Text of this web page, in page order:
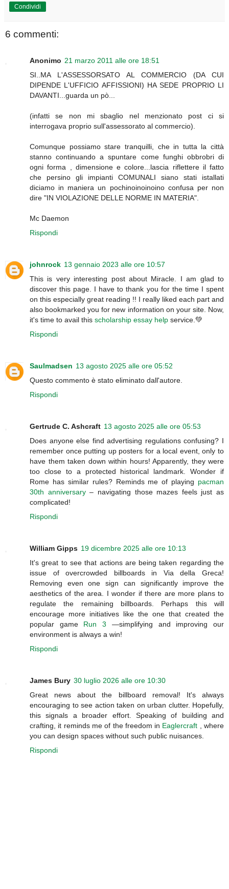
Condividi
6 commenti:
Anonimo 21 marzo 2011 alle ore 18:51
SI..MA L'ASSESSORSATO AL COMMERCIO (DA CUI
DIPENDE L'UFFICIO AFFISSIONI) HA SEDE PROPRIO LI
DAVANTI...guarda un pò...
(infatti se non mi sbaglio nel menzionato post ci si
interrogava proprio sull'assessorato al commercio).
Comunque possiamo stare tranquilli, che in tutta la città
stanno continuando a spuntare come funghi obbrobri di
ogni forma , dimensione e colore...lascia riflettere il fatto
che persino gli impianti COMUNALI siano stati istallati
diciamo in maniera un pochinoinoinoino confusa per non
dire "IN VIOLAZIONE DELLE NORME IN MATERIA".
Mc Daemon
Rispondi
johnrock 13 gennaio 2023 alle ore 10:57
This is very interesting post about Miracle. I am glad to
discover this page. I have to thank you for the time I spent
on this especially great reading !! I really liked each part and
also bookmarked you for new information on your site. Now,
it's time to avail this scholarship essay help service.💚
Rispondi
Saulmadsen 13 agosto 2025 alle ore 05:52
Questo commento è stato eliminato dall'autore.
Rispondi
Gertrude C. Ashcraft 13 agosto 2025 alle ore 05:53
Does anyone else find advertising regulations confusing? I
remember once putting up posters for a local event, only to
have them taken down within hours! Apparently, they were
too close to a protected historical landmark. Wonder if
Rome has similar rules? Reminds me of playing pacman
30th anniversary– navigating those mazes feels just as
complicated!
Rispondi
William Gipps 19 dicembre 2025 alle ore 10:13
It's great to see that actions are being taken regarding the
issue of overcrowded billboards in Via della Greca!
Removing even one sign can significantly improve the
aesthetics of the area. I wonder if there are more plans to
regulate the remaining billboards. Perhaps this will
encourage more initiatives like the one that created the
popular game Run 3 —simplifying and improving our
environment is always a win!
Rispondi
James Bury 30 luglio 2026 alle ore 10:30
Great news about the billboard removal! It's always
encouraging to see action taken on urban clutter. Hopefully,
this signals a broader effort. Speaking of building and
crafting, it reminds me of the freedom in Eaglercraft , where
you can design spaces without such public nuisances.
Rispondi